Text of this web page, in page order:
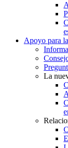
Apoyo para
La